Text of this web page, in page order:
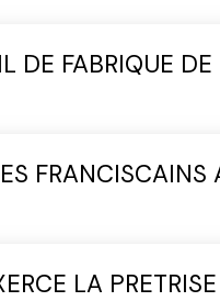
DE FABRIQUE DE
FRANCISCAINS
LA